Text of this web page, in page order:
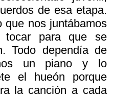
de esa etapa.
que nos juntábamos
para que se
Todo dependía de
un piano y lo
el hueón porque
la canción a cada